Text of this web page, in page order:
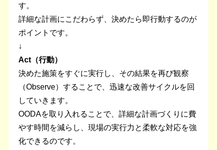
す。
詳細な計画にこだわらず、決めたら即行動するのが
ポイントです。
↓
Act（行動）
決めた施策をすぐに実行し、その結果を再び観察
（Observe）することで、迅速な改善サイクルを回
していきます。
OODAを取り入れることで、詳細な計画づくりに費
やす時間を減らし、現場の実行力と柔軟な対応を強
化できるのです。